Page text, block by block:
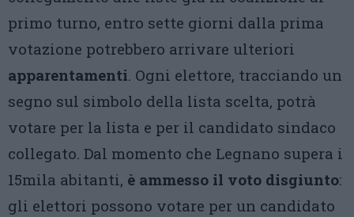
primo turno, entro sette giorni dalla prima
votazione potrebbero arrivare ulteriori
apparentamenti. Ogni elettore, tracciando un
segno sul simbolo della lista scelta, potrà
votare per la lista e per il candidato sindaco
collegato. Dal momento che Legnano supera i
15mila abitanti, è ammesso il voto disgiunto:
gli elettori possono votare per un candidato